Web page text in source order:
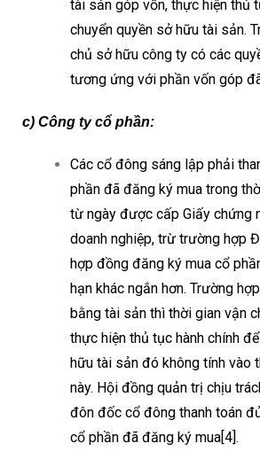
tài sản góp vốn, thực hiện thủ
chuyển quyền sở hữu tài sản.
chủ sở hữu công ty có các
tương ứng với phần vốn góp
c) Công ty cổ phần:
Các cổ đông sáng lập phải
phần đã đăng ký mua trong
từ ngày được cấp Giấy chứng
doanh nghiệp, trừ trường hợp
hợp đồng đăng ký mua cổ
hạn khác ngắn hơn. Trường
bằng tài sản thì thời gian vận
thực hiện thủ tục hành chính
hữu tài sản đó không tính vào
này. Hội đồng quản trị chịu
đôn đốc cổ đông thanh toán
cổ phần đã đăng ký mua[4].